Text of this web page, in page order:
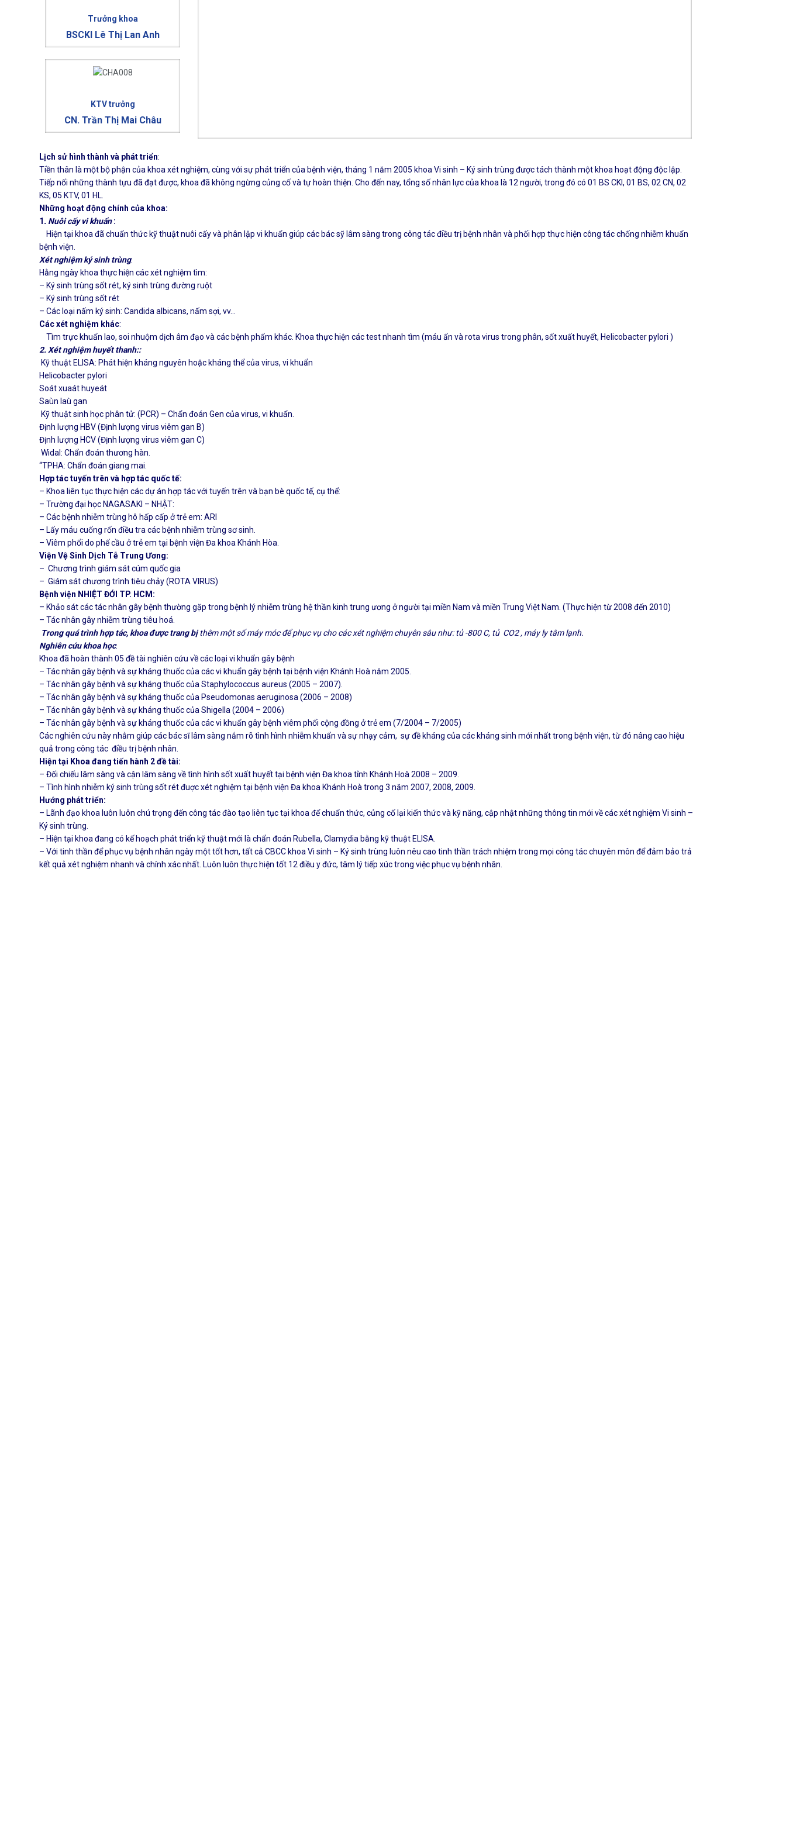
Trưởng khoa
BSCKI Lê Thị Lan Anh
KTV trưởng
CN. Trần Thị Mai Châu
Lịch sử hình thành và phát triển:
Tiền thân là một bộ phận của khoa xét nghiệm, cùng với sự phát triển của bệnh viện, tháng 1 năm 2005 khoa Vi sinh – Ký sinh trùng được tách thành một khoa hoạt động độc lập.
Tiếp nối những thành tựu đã đạt được, khoa đã không ngừng củng cố và tự hoàn thiện. Cho đến nay, tổng số nhân lực của khoa là 12 người, trong đó có 01 BS CKI, 01 BS, 02 CN, 02
KS, 05 KTV, 01 HL.
Những hoạt động chính của khoa:
1. Nuôi cấy vi khuẩn:
Hiện tại khoa đã chuẩn thức kỹ thuật nuôi cấy và phân lập vi khuẩn giúp các bác sỹ lâm sàng trong công tác điều trị bệnh nhân và phối hợp thực hiện công tác chống nhiễm khuẩn
bệnh viện.
Xét nghiệm ký sinh trùng:
Hằng ngày khoa thực hiện các xét nghiệm tìm:
– Ký sinh trùng sốt rét, ký sinh trùng đường ruột
– Ký sinh trùng sốt rét
– Các loại nấm ký sinh: Candida albicans, nấm sợi, vv…
Các xét nghiệm khác:
Tìm trực khuẩn lao, soi nhuộm dịch âm đạo và các bệnh phẩm khác. Khoa thực hiện các test nhanh tìm (máu ẩn và rota virus trong phân, sốt xuất huyết, Helicobacter pylori )
2. Xét nghiệm huyết thanh::
Kỹ thuật ELISA: Phát hiện kháng nguyên hoặc kháng thể của virus, vi khuẩn
Helicobacter pylori
Soát xuaát huyeát
Saùn laù gan
Kỹ thuật sinh học phân tử: (PCR) – Chẩn đoán Gen của virus, vi khuẩn.
Định lượng HBV (Định lượng virus viêm gan B)
Định lượng HCV (Định lượng virus viêm gan C)
Widal: Chẩn đoán thương hàn.
“TPHA: Chẩn đoán giang mai.
Hợp tác tuyến trên và hợp tác quốc tế:
– Khoa liên tục thực hiện các dự án hợp tác với tuyến trên và bạn bè quốc tế, cụ thể:
– Trường đại học NAGASAKI – NHẬT:
– Các bệnh nhiễm trùng hô hấp cấp ở trẻ em: ARI
– Lấy máu cuống rốn điều tra các bệnh nhiễm trùng sơ sinh.
– Viêm phổi do phế cầu ở trẻ em tại bệnh viện Đa khoa Khánh Hòa.
Viện Vệ Sinh Dịch Tễ Trung Ương:
– Chương trình giám sát cúm quốc gia
– Giám sát chương trình tiêu chảy (ROTA VIRUS)
Bệnh viện NHIỆT ĐỚI TP. HCM:
– Khảo sát các tác nhân gây bệnh thường gặp trong bệnh lý nhiễm trùng hệ thần kinh trung ương ở người tại miền Nam và miền Trung Việt Nam. (Thực hiện từ 2008 đến 2010)
– Tác nhân gây nhiễm trùng tiêu hoá.
Trong quá trình hợp tác, khoa được trang bịthêm một số máy mócđể phục vụ cho các xét nghiệm chuyên sâu như:tủ-800C, tủ CO2 , máy ly tâm lạnh.
Nghiên cứu khoa học:
Khoa đã hoàn thành 05 đề tài nghiên cứu về các loại vi khuẩn gây bệnh
– Tác nhân gây bệnh và sự kháng thuốc của các vi khuẩn gây bệnh tại bệnh viện Khánh Hoà năm 2005.
– Tác nhân gây bệnh và sự kháng thuốc của Staphylococcus aureus (2005 – 2007).
– Tác nhân gây bệnh và sự kháng thuốc của Pseudomonas aeruginosa (2006 – 2008)
– Tác nhân gây bệnh và sự kháng thuốc của Shigella (2004 – 2006)
– Tác nhân gây bệnh và sự kháng thuốc của các vi khuẩn gây bệnh viêm phổi cộng đồng ở trẻ em (7/2004 – 7/2005)
Các nghiên cứu này nhằm giúp các bác sĩ lâm sàng nắm rõ tình hình nhiễm khuẩn và sự nhạy cảm, sự đề kháng của các kháng sinh mới nhất trong bệnh viện, từ đó nâng cao hiệu
quả trong công tác điều trị bệnh nhân.
Hiện tại Khoa đang tiến hành 2 đề tài:
– Đối chiếu lâm sàng và cận lâm sàng về tình hình sốt xuất huyết tại bệnh viện Đa khoa tỉnh Khánh Hoà 2008 – 2009.
– Tình hình nhiễm ký sinh trùng sốt rét đuợc xét nghiệm tại bệnh viện Đa khoa Khánh Hoà trong 3 năm 2007, 2008, 2009.
Hướng phát triển:
– Lãnh đạo khoa luôn luôn chú trọng đến công tác đào tạo liên tục tại khoa để chuẩn thức, củng cố lại kiến thức và kỹ năng, cập nhật những thông tin mới về các xét nghiệm Vi sinh –
Ký sinh trùng.
– Hiện tại khoa đang có kế hoạch phát triển kỹ thuật mới là chẩn đoán Rubella, Clamydia bằng kỹ thuật ELISA.
– Với tinh thần để phục vụ bệnh nhân ngày một tốt hơn, tất cả CBCC khoa Vi sinh – Ký sinh trùng luôn nêu cao tinh thần trách nhiệm trong mọi công tác chuyên môn để đảm bảo trả
kết quả xét nghiệm nhanh và chính xác nhất. Luôn luôn thực hiện tốt 12 điều y đức, tâm lý tiếp xúc trong việc phục vụ bệnh nhân.